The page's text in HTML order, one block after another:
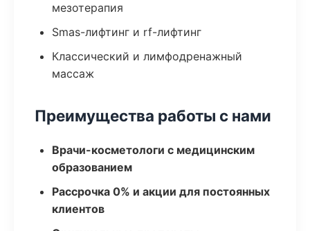
мезотерапия
Smas-лифтинг и rf-лифтинг
Классический и лимфодренажный
массаж
Преимущества работы с нами
Врачи-косметологи с медицинским
образованием
Рассрочка 0% и акции для постоянных
клиентов